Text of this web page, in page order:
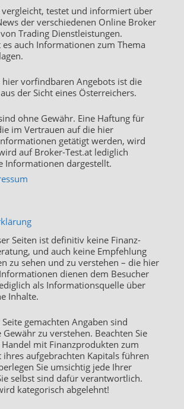
vergleicht, testet und informiert über
der verschiedenen Online Broker
Trading Dienstleistungen.
auch Informationen zum Thema
hier vorfindbaren Angebots ist die
der Sicht eines Österreichers.
ohne Gewähr. Eine Haftung für
im Vertrauen auf die hier
getätigt werden, wird
auf Broker-Test.at lediglich
Informationen dargestellt.
Seiten ist definitiv keine Finanz-
und auch keine Empfehlung
zu sehen und zu verstehen – die hier
dienen dem Besucher
als Informationsquelle über
Inhalte.
gemachten Angaben sind
zu verstehen. Beachten Sie
mit Finanzprodukten zum
ihres aufgebrachten Kapitals führen
Sie umsichtig jede Ihrer
selbst sind dafür verantwortlich.
kategorisch abgelehnt!